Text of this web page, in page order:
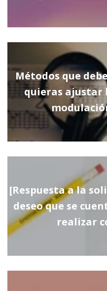
Métodos que
quieras ajustar
[Respuesta a la
deseo que se
realizar